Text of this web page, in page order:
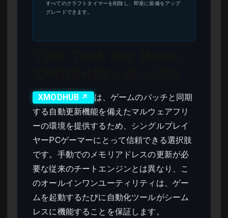
すべてのクラフトタイマーを削除し、即座に装備をアップ
グレードできます。
XMODHUB ↗
は、ゲームのパッチと同期
する自動更新機能を備えたマルウェアフリ
ーの環境を提供するため、シングルプレイ
ヤーPCゲーマーにとって信頼できる選択肢
です。手動でのメモリアドレスの更新が必
要な従来のチートエンジンとは異なり、こ
のオールインワンユーティリティは、ゲー
ムを起動するたびに自動化ツールがシーム
レスに機能することを保証します。